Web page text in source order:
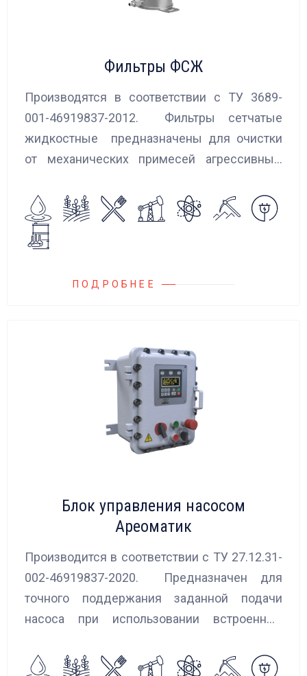
Фильтры ФСЖ
Производятся в соответствии с ТУ 3689-
001-46919837-2012. Фильтры сетчатые
жидкостные предназначены для очистки
от механических примесей агрессивных,
и суспензий. Фильтры устанавливаются
на всасывающих линиях дозировочных
насосных агрегатов и установок.
ПОДРОБНЕЕ
Блок управления насосом
Ареоматик
Производится в соответствии с ТУ 27.12.31-
002-46919837-2020. Предназначен для
точного поддержания заданной подачи
насоса при использовании встроенных
Блок управления Ареоматик совместим с